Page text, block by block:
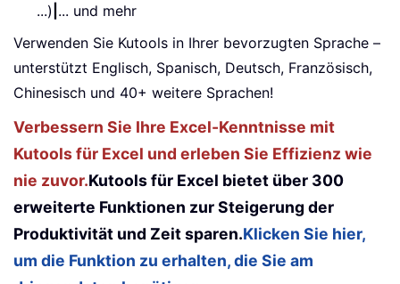
...) ... und mehr
Verwenden Sie Kutools in Ihrer bevorzugten Sprache –
unterstützt Englisch, Spanisch, Deutsch, Französisch,
Chinesisch und 40+ weitere Sprachen!
Verbessern Sie Ihre Excel-Kenntnisse mit
Kutools für Excel und erleben Sie Effizienz wie
nie zuvor.Kutools für Excel bietet über 300
erweiterte Funktionen zur Steigerung der
Produktivität und Zeit sparen.Klicken Sie hier,
um die Funktion zu erhalten, die Sie am